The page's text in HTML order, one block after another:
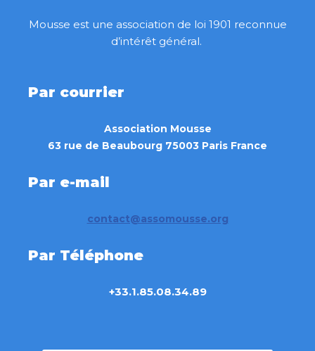
Mousse est une association de loi 1901 reconnue
d’intérêt général.
Par courrier
Association Mousse
63 rue de Beaubourg 75003 Paris France
Par e-mail
contact@assomousse.org
Par Téléphone
+33.1.85.08.34.89